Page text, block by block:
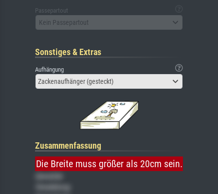
Passepartout
Kein Passepartout
Sonstiges & Extras
Aufhängung
Zackenaufhänger (gesteckt)
Zusammenfassung
Die Breite muss größer als 20cm sein.